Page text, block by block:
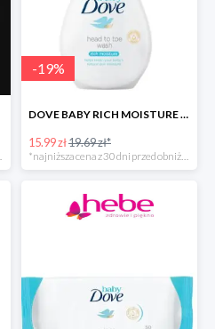
-19%
DOVE BABY RICH MOISTURE emulsja do mycia ciała i włosów -40%
15.99 zł19.69 zł*